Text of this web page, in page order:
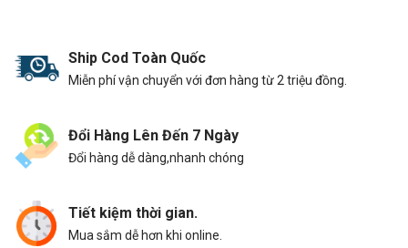
Ship Cod Toàn Quốc
Miễn phí vận chuyển với đơn hàng từ 2 triệu đồng.
Đổi Hàng Lên Đến 7 Ngày
Đổi hàng dễ dàng,nhanh chóng
Tiết kiệm thời gian.
Mua sắm dễ hơn khi online.